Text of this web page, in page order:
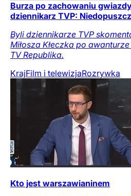
Burza po zachowaniu
dziennikarz TVP:
Byli dziennikarze TVP
Miłosza Kłeczka po
TV Republika.
KrajFilm i telewizjaRozrywka
Kto jest warszawianinem